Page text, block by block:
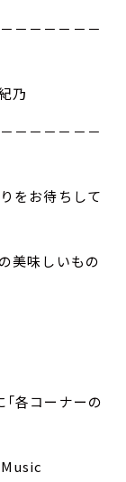
－－－－－－
乃
－－－－－－
をお待ちして
美味しいもの
各コーナーの